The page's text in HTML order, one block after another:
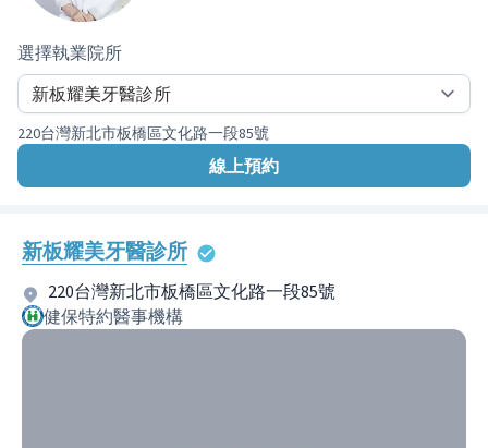
選擇執業院所
220台灣新北市板橋區文化路一段85號
線上預約
新板耀美牙醫診所
220台灣新北市板橋區文化路一段85號
健保特約醫事機構